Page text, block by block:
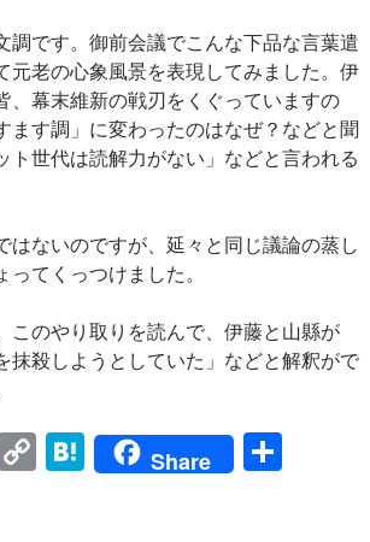
です。御前会議でこんな下品な言葉遣
元老の心象風景を表現してみました。伊
、幕末維新の戦刃をくぐっていますの
ます調」に変わったのはなぜ？などと聞
ト世代は読解力がない」などと言われる
ないのですが、延々と同じ議論の蒸し
てくっつけました。
のやり取りを読んで、伊藤と山縣が
抹殺しようとしていた」などと解釈がで
C
H
at
Share